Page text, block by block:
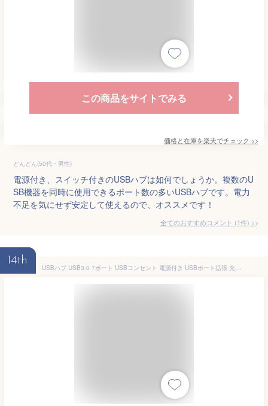
この商品をサイトでみる
価格と在庫を楽天でチェック >>
どんどん(50代・男性)
電源付き、スイッチ付きのUSBハブは如何でしょうか。複数のU
SB機器を同時に使用できるポート数の多いUSBハブです。電力
不足を気にせず安定して使えるので、オススメです！
全てのおすすめコメント (1件) >
14th
USBハブ USB3.0 7ポート USBコンセント 電源付き USBポート拡張 充電可 高速データ転送 独立スイッチ付き LEDライト付き 最大転送速度5Gbps パソコン